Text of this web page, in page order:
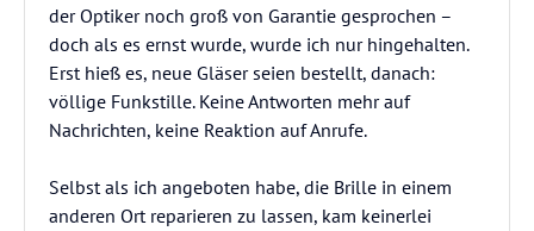
der Optiker noch groß von Garantie gesprochen –
doch als es ernst wurde, wurde ich nur hingehalten.
Erst hieß es, neue Gläser seien bestellt, danach:
völlige Funkstille. Keine Antworten mehr auf
Nachrichten, keine Reaktion auf Anrufe.
Selbst als ich angeboten habe, die Brille in einem
anderen Ort reparieren zu lassen, kam keinerlei